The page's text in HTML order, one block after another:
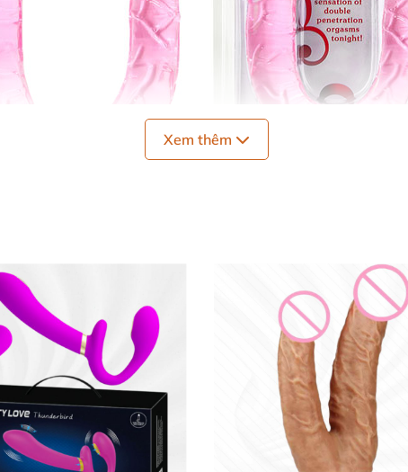
Dương Vật Giả 2 Đầu BaiLe Double Dong Cao Cấp Đảm Bảo Độ
Xem thêm